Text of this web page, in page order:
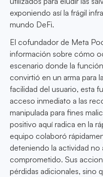
exponiendo así la frágil
mundo DeFi.
El cofundador de Meta
información sobre cómo
escenario donde la
convirtió en un arma para
facilidad del usuario, esta
acceso inmediato a las
manipulada para fines
positivo aquí radica en la
equipo colaboró
deteniendo la actividad no
comprometido. Sus
pérdidas adicionales, sino